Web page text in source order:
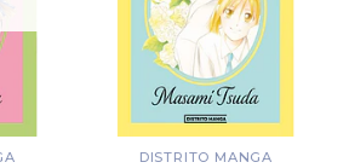
DISTRITO MANGA